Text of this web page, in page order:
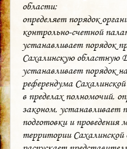
области;
определяет порядок
контрольно-счетной
устанавливает порядок
Сахалинскую областную
устанавливает порядок
референдума
в пределах полномочий,
законом, устанавливает
подготовки и
территории Сахалинской